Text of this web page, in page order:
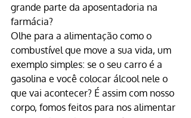
grande parte da aposentadoria na
farmácia?
Olhe para a alimentação como o
combustível que move a sua vida, um
exemplo simples: se o seu carro é a
gasolina e você colocar álcool nele o
que vai acontecer? É assim com nosso
corpo, fomos feitos para nos alimentar